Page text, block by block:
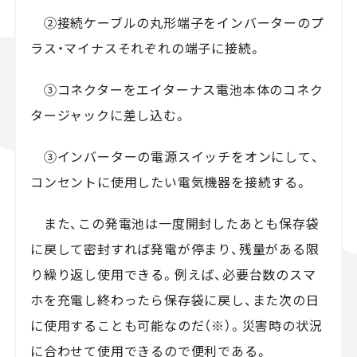
②接続ケーブルの丸形端子をインバーターのプ
ラス・マイナスそれぞれの端子に接続。
③コネクターをエイターナス電池本体のコネク
タージャックに差し込む。
③インバーターの電源スイッチをオンにして、
コンセントに使用したい電気機器を接続する。
また、この発電池は一度開封したあとも保存袋
に戻して密封すれば発電が停まり、残量がある限
り繰り返し使用できる。例えば、必要台数のスマ
ホを充電し終わったら保存袋に戻し、また次の日
に使用することも可能なのだ（※）。災害時の状況
に合わせて使用できるので便利である。